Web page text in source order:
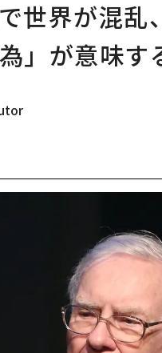
世界が混
」が意味す